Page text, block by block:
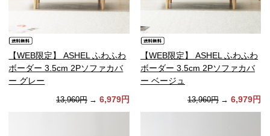
【WEB限定】 ASHEL ふわふわ
ボーダー 3.5cm 2Pソファカバ
ー グレー
13,960円 → 6,979円
【WEB限定】 ASHEL ふわふわ
ボーダー 3.5cm 2Pソファカバ
ー ベージュ
13,960円 → 6,979円